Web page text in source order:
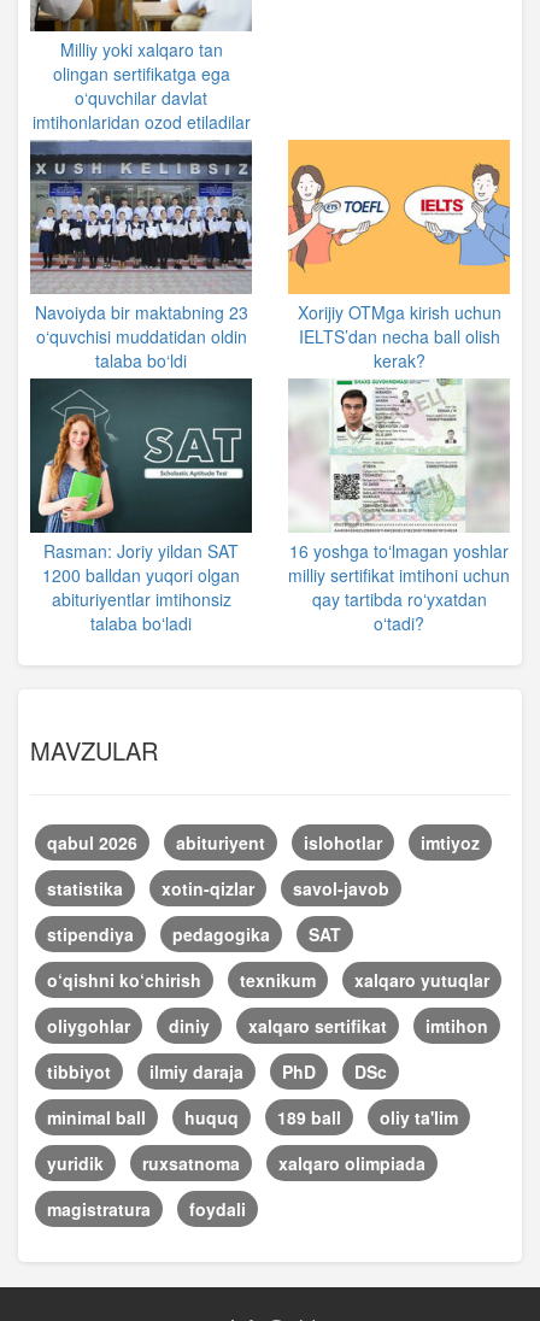
Milliy yoki xalqaro tan
olingan sertifikatga ega
o‘quvchilar davlat
imtihonlaridan ozod etiladilar
Navoiyda bir maktabning 23
o‘quvchisi muddatidan oldin
talaba bo‘ldi
Xorijiy OTMga kirish uchun
IELTS’dan necha ball olish
kerak?
Rasman: Joriy yildan SAT
1200 balldan yuqori olgan
abituriyentlar imtihonsiz
talaba boʻladi
16 yoshga toʻlmagan yoshlar
milliy sertifikat imtihoni uchun
qay tartibda roʻyxatdan
oʻtadi?
MAVZULAR
qabul 2026 abituriyent islohotlar
imtiyoz
statistika
xotin-qizlar
savol-javob
stipendiya
pedagogika
SAT
o‘qishni ko‘chirish
texnikum
xalqaro yutuqlar
oliygohlar
diniy xalqaro sertifikat
imtihon
tibbiyot
ilmiy daraja PhD
DSc
minimal ball
huquq 189 ball
oliy ta'lim
yuridik
ruxsatnoma
xalqaro olimpiada
magistratura
foydali